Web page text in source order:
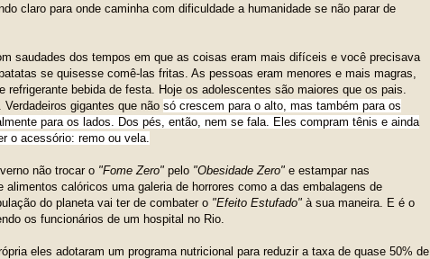
claro para onde caminha com dificuldade a humanidade se não parar de
saudades dos tempos em que as coisas eram mais difíceis e você precisava
se quisesse comê-las fritas. As pessoas eram menores e mais magras,
refrigerante bebida de festa. Hoje os adolescentes são maiores que os pais.
Verdadeiros gigantes que não só crescem para o alto, mas também para os
para os lados. Dos pés, então, nem se fala. Eles compram tênis e ainda
o acessório: remo ou vela.
não trocar o "Fome Zero" pelo "Obesidade Zero" e estampar nas
alimentos calóricos uma galeria de horrores como a das embalagens de
do planeta vai ter de combater o "Efeito Estufado" à sua maneira. E é o
os funcionários de um hospital no Rio.
eles adotaram um programa nutricional para reduzir a taxa de quase 50% de